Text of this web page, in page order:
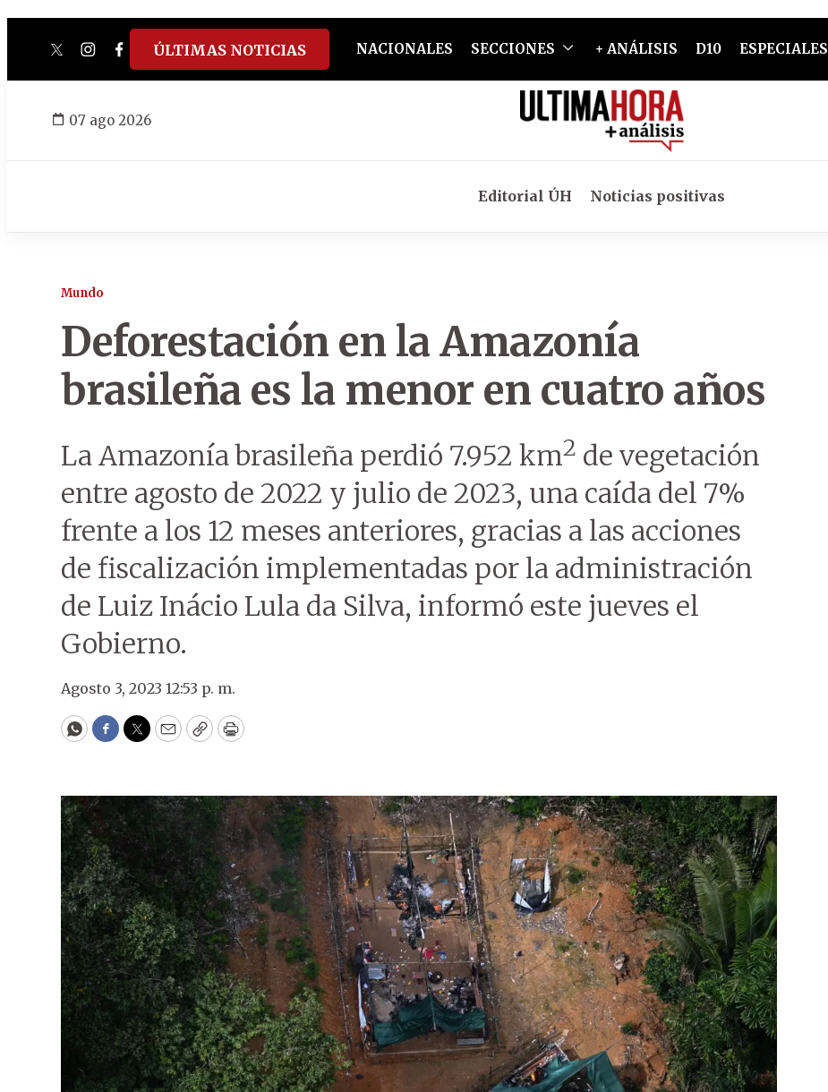
twitterinstagram
facebook
tiktokyoutube
spotify
ÚLTIMAS NOTICIAS NACIONALES SECCIONES + ANÁLISIS D10 ESPECIALES
07 ago 2026
Editorial ÚH Noticias positivas
Mundo
Deforestación en la Amazonía
brasileña es la menor en cuatro años
La Amazonía brasileña perdió 7.952 km2 de vegetación
entre agosto de 2022 y julio de 2023, una caída del 7%
frente a los 12 meses anteriores, gracias a las acciones
de fiscalización implementadas por la administración
de Luiz Inácio Lula da Silva, informó este jueves el
Gobierno.
Agosto 3, 2023 12:53 p. m.
WhatsApp
Facebook
Twitter
EmailCopyPrint